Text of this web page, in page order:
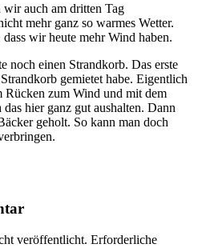
wir auch am dritten Tag
mehr ganz so warmes Wetter.
wir heute mehr Wind haben.
noch einen Strandkorb. Das erste
gemietet habe. Eigentlich
Rücken zum Wind und mit dem
hier ganz gut aushalten. Dann
geholt. So kann man doch
veröffentlicht. Erforderliche